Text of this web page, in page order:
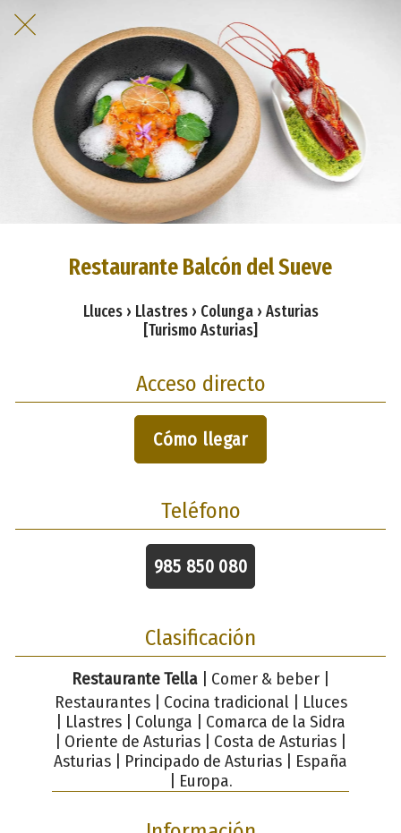
Restaurante Balcón del Sueve
Lluces › Llastres › Colunga › Asturias
[Turismo Asturias]
Acceso directo
Cómo llegar
Teléfono
985 850 080
Clasificación
Restaurante Tella | Comer & beber |
Restaurantes | Cocina tradicional | Lluces
| Llastres | Colunga | Comarca de la Sidra
| Oriente de Asturias | Costa de Asturias |
Asturias | Principado de Asturias | España
| Europa.